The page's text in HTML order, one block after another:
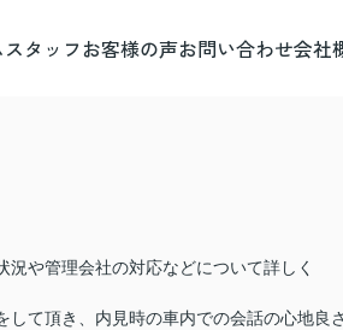
スタッフお客様の声お問い合わせ会社
や管理会社の対応などについて詳しく
して頂き、内見時の車内での会話の心地良